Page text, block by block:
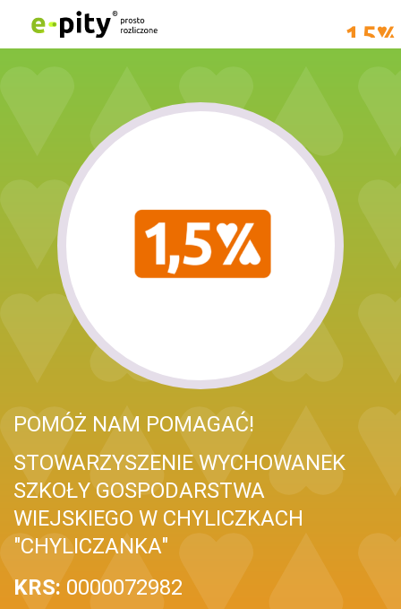
POMÓŻ NAM POMAGAĆ!
STOWARZYSZENIE WYCHOWANEK
SZKOŁY GOSPODARSTWA
WIEJSKIEGO W CHYLICZKACH
"CHYLICZANKA"
KRS: 0000072982